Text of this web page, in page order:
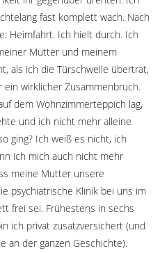
fast komplett wach. Nach
Heimfahrt. Ich hielt durch. Ich
Mutter und meinem
als ich die Türschwelle übertrat,
ein wirklicher Zusammenbruch.
dem Wohnzimmerteppich lag,
und ich nicht mehr alleine
ging? Ich weiß es nicht, ich
ich mich auch nicht mehr
meine Mutter unsere
psychiatrische Klinik bei uns im
frei sei. Frühestens in sechs
ich privat zusatzversichert (und
an der ganzen Geschichte).